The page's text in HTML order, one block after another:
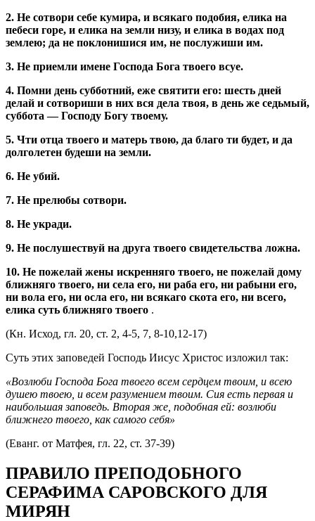
2. Не сотвори себе кумира, и всякаго подо­бия, елика на
пебеси горе, и елика на зем­ли низу, и елика в водах под
землею; да не поклонишися им, не послужиши им.
3. Не приемли имене Господа Бога твоего всуе.
4. Помни день субботний, еже святити его: шесть дней
делай и сотвориши в них вся дела твоя, в день же седьмый,
суббота — Господу Богу твоему.
5. Чти отца твоего и матерь твою, да благо ти будет, и да
долголетен будеши на земли.
6. Не убий.
7. Не прелюбы сотвори.
8. Не укради.
9. Не послушествуй на друга твоего свиде­тельства ложна.
10. Не пожелай жены искренняго твоего, не пожелай дому
ближняго твоего, ни се­ла его, ни раба его, ни рабыни его,
ни вола его, ни осла его, ни всякаго скота его, ни всего,
елика суть ближняго твоего .
(Кн. Исход, гл. 20, ст. 2, 4-5, 7, 8-10,12-17)
Суть этих заповедей Господь Иисус Христос изложил так:
«Возлюби Господа Бога твоего всем сердцем твоим, и всею
душею твоею, и всем разумени­ем твоим. Сия есть первая и
наибольшая за­поведь. Вторая же, подобная ей: возлюби
ближнего твоего, как самого себя»
(Еванг. от Матфея, гл. 22, ст. 37-39)
ПРАВИЛО ПРЕПОДОБНОГО
СЕРАФИМА САРОВСКОГО ДЛЯ
МИРЯН